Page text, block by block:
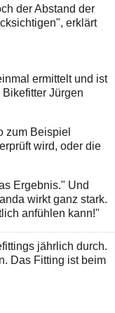
der Abstand der
erklärt
ermittelt und ist
Jürgen
zum Beispiel
wird, oder die
Ergebnis." Und
wirkt ganz stark.
anfühlen kann!"
jährlich durch.
Das Fitting ist beim